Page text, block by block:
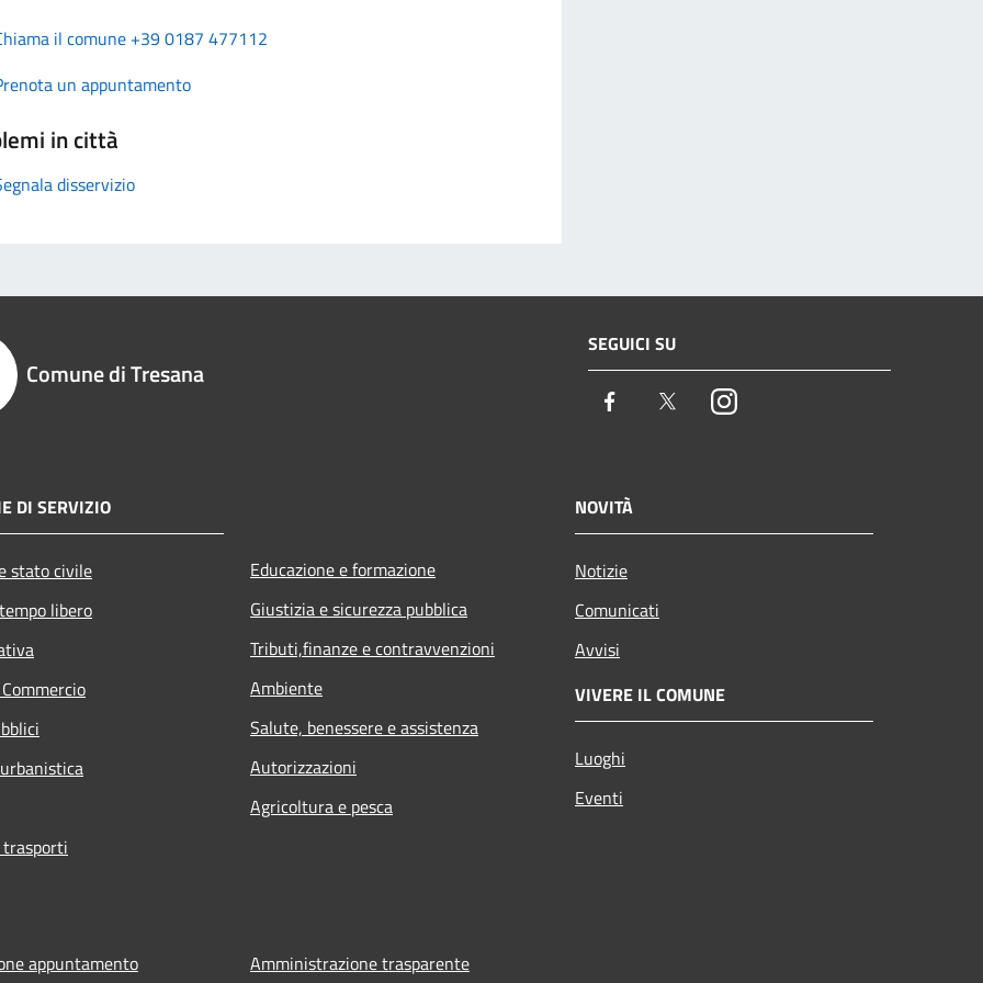
il comune +39 0187 477112
un appuntamento
in città
disservizio
Comune di Tresana
SEGUICI SU
Facebook TwitterInstagram
DI SERVIZIO
stato civile
libero
Educazione e formazione
Giustizia e sicurezza pubblica
Tributi,finanze e contravvenzioni
Ambiente
Salute, benessere e assistenza
Autorizzazioni
Agricoltura e pesca
NOVITÀ
Notizie
Comunicati
Avvisi
VIVERE IL COMUNE
Luoghi
Eventi
appuntamento Amministrazione trasparente